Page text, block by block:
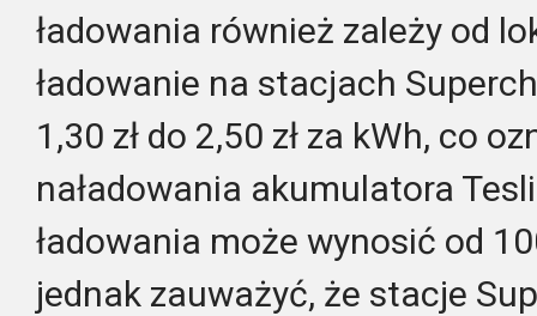
ładowania również zależy od
ładowanie na stacjach
1,30 zł do 2,50 zł za kWh, co
naładowania akumulatora
ładowania może wynosić od
jednak zauważyć, że stacje